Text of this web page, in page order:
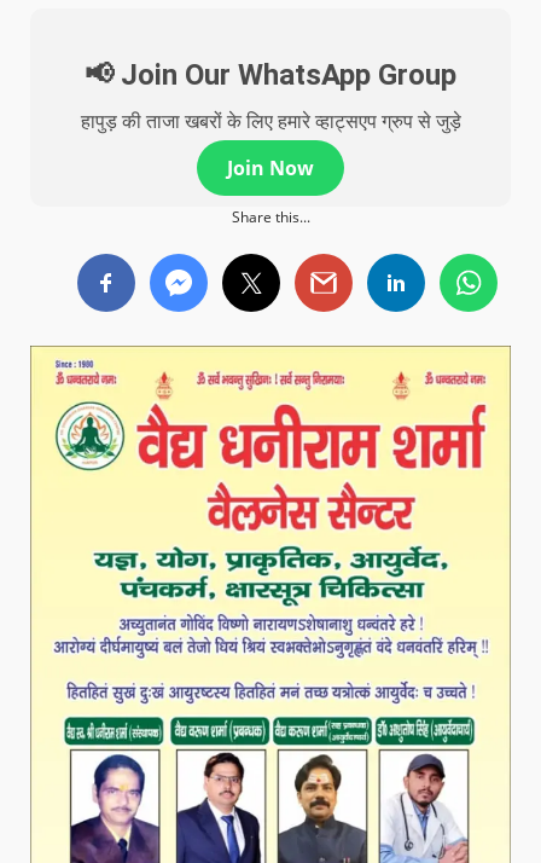
📢 Join Our WhatsApp Group
हापुड़ की ताजा खबरों के लिए हमारे व्हाट्सएप ग्रुप से जुड़े
Join Now
Share this...